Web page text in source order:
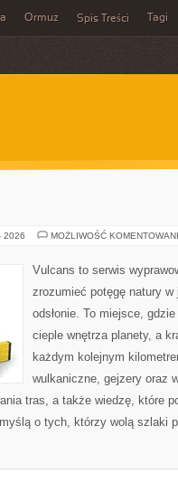
Ormuz Spis Treści Tagi
2026 MOŻLIWOŚĆ
Vulcans to serwis
zrozumieć potęgę natury w
odsłonie. To miejsce,
cieple wnętrza planety, a
każdym kolejnym
wulkaniczne, gejzery oraz
tras, a także wiedzę, które
o tych, którzy wolą szlaki